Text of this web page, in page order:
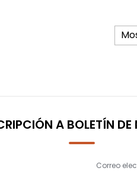
A BOLETÍN
Correo